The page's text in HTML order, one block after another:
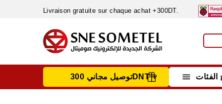
Livraison gratuite sur chaque achat +300DT.
 توصيل مجاني 300DNT +